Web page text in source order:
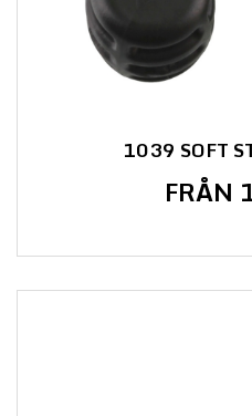
1039 SOFT
FRÅN